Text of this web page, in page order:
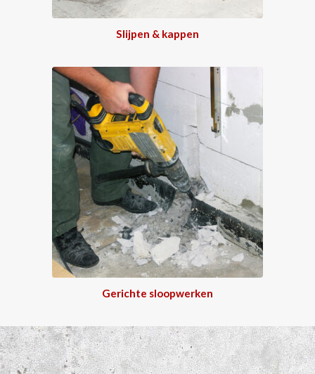
Slijpen & kappen
Gerichte sloopwerken